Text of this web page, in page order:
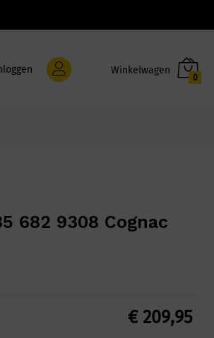
0
682 9308 Cognac
€209,95